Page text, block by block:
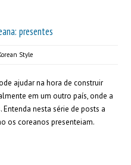
presentes
Style
ajudar na hora de construir
em um outro país, onde a
nesta série de posts a
os coreanos presenteiam.